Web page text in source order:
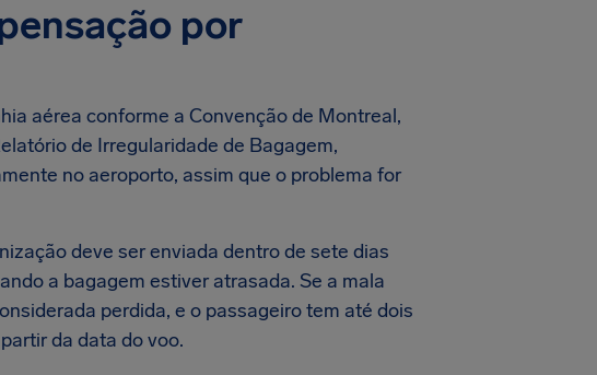
por
aérea conforme a Convenção de Montreal,
de Irregularidade de Bagagem,
no aeroporto, assim que o problema for
deve ser enviada dentro de sete dias
a bagagem estiver atrasada. Se a mala
perdida, e o passageiro tem até dois
da data do voo.